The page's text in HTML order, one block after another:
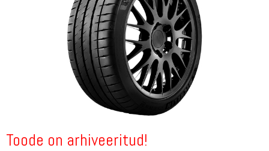
Toode on arhiveeritud!